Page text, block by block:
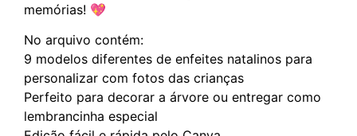
memórias! 💖
No arquivo contém:
9 modelos diferentes de enfeites natalinos para
personalizar com fotos das crianças
Perfeito para decorar a árvore ou entregar como
lembrancinha especial